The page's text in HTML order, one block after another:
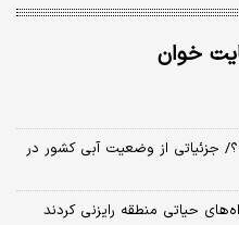
خوان
از وضعیت آبی کشور در
حیاتی منطقه رایزنی کردند